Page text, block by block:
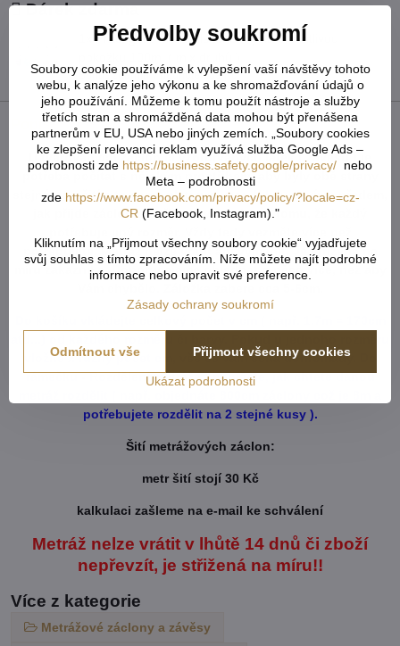
Dárek zdarma
1x Prací gel z Marseillského mýdla pro citlivou
Bonus zdarma v hodnotě 159 Kč!
Popis
U tvarovaných záclon čí vzororvaných látek ( závěsů ) je
potřeba počítat s nějakým prostřihem, aby byly obě strany
stejné po ušití a to samé platí pro vzor. Nikdy nevíme předem,
jak přijde záclona ustřižená vzhledem k tomu, že každý
potřebujete. Metráž nelze vrátit ani vyměnit. Je střižená na
míru zákazníka. Doporučejeme objednat o něco více, než aby
vložíte x různý počet cm, vše se vám sčítá dohromady. Do
rámečku - Rozdělení metráže - napíšete, jak chtete danou
potřebujete rozdělit na 2 stejné kusy ).
Šití metrážových záclon:
metr šití stojí 30 Kč
kalkulaci zašleme na e-mail ke schválení
Metráž nelze vrátit v lhůtě 14 dnů či zboží
nepřevzít, je střižená na míru!!
Více z kategorie
Metrážové záclony a závěsy
Předvolby soukromí
Soubory cookie používáme k vylepšení vaší návštěvy tohoto
webu, k analýze jeho výkonu a ke shromažďování údajů o
jeho používání. Můžeme k tomu použít nástroje a služby
třetích stran a shromážděná data mohou být přenášena
partnerům v EU, USA nebo jiných zemích. „Soubory cookies
ke zlepšení relevanci reklam využívá služba Google Ads –
podrobnosti zde https://business.safety.google/privacy/ nebo
Meta – podrobnosti
zde https://www.facebook.com/privacy/policy/?locale=cz-
CR (Facebook, Instagram)."
Kliknutím na „Přijmout všechny soubory cookie“ vyjadřujete
svůj souhlas s tímto zpracováním. Níže můžete najít podrobné
informace nebo upravit své preference.
Zásady ochrany soukromí
Ukázat podrobnosti
Přijmout všechny cookies
Odmítnout vše